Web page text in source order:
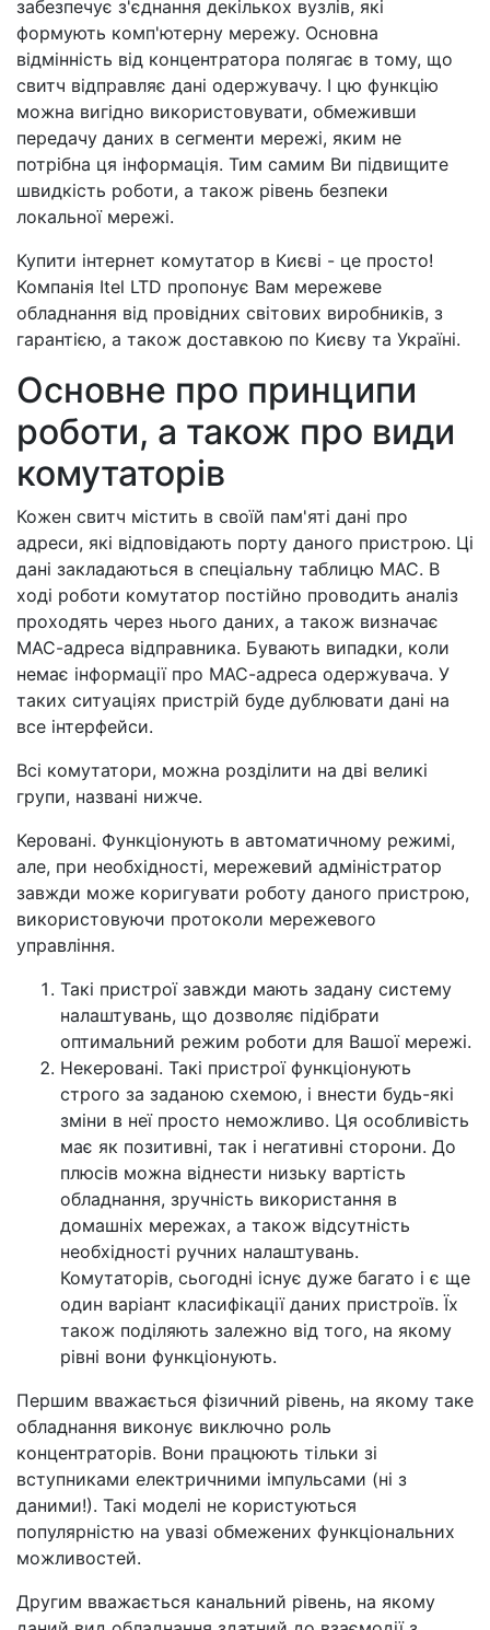
забезпечує з'єднання декількох вузлів, які
формують комп'ютерну мережу. Основна
відмінність від концентратора полягає в тому, що
свитч відправляє дані одержувачу. І цю функцію
можна вигідно використовувати, обмеживши
передачу даних в сегменти мережі, яким не
потрібна ця інформація. Тим самим Ви підвищите
швидкість роботи, а також рівень безпеки
локальної мережі.
Купити інтернет комутатор в Києві - це просто!
Компанія Itel LTD пропонує Вам мережеве
обладнання від провідних світових виробників, з
гарантією, а також доставкою по Києву та Україні.
Основне про принципи
роботи, а також про види
комутаторів
Кожен свитч містить в своїй пам'яті дані про
адреси, які відповідають порту даного пристрою. Ці
дані закладаються в спеціальну таблицю МАС. В
ході роботи комутатор постійно проводить аналіз
проходять через нього даних, а також визначає
МАС-адреса відправника. Бувають випадки, коли
немає інформації про МАС-адреса одержувача. У
таких ситуаціях пристрій буде дублювати дані на
все інтерфейси.
Всі комутатори, можна розділити на дві великі
групи, названі нижче.
Керовані. Функціонують в автоматичному режимі,
але, при необхідності, мережевий адміністратор
завжди може коригувати роботу даного пристрою,
використовуючи протоколи мережевого
управління.
Такі пристрої завжди мають задану систему
налаштувань, що дозволяє підібрати
оптимальний режим роботи для Вашої мережі.
Некеровані. Такі пристрої функціонують
строго за заданою схемою, і внести будь-які
зміни в неї просто неможливо. Ця особливість
має як позитивні, так і негативні сторони. До
плюсів можна віднести низьку вартість
обладнання, зручність використання в
домашніх мережах, а також відсутність
необхідності ручних налаштувань.
Комутаторів, сьогодні існує дуже багато і є ще
один варіант класифікації даних пристроїв. Їх
також поділяють залежно від того, на якому
рівні вони функціонують.
Першим вважається фізичний рівень, на якому таке
обладнання виконує виключно роль
концентраторів. Вони працюють тільки зі
вступниками електричними імпульсами (ні з
даними!). Такі моделі не користуються
популярністю на увазі обмежених функціональних
можливостей.
Другим вважається канальний рівень, на якому